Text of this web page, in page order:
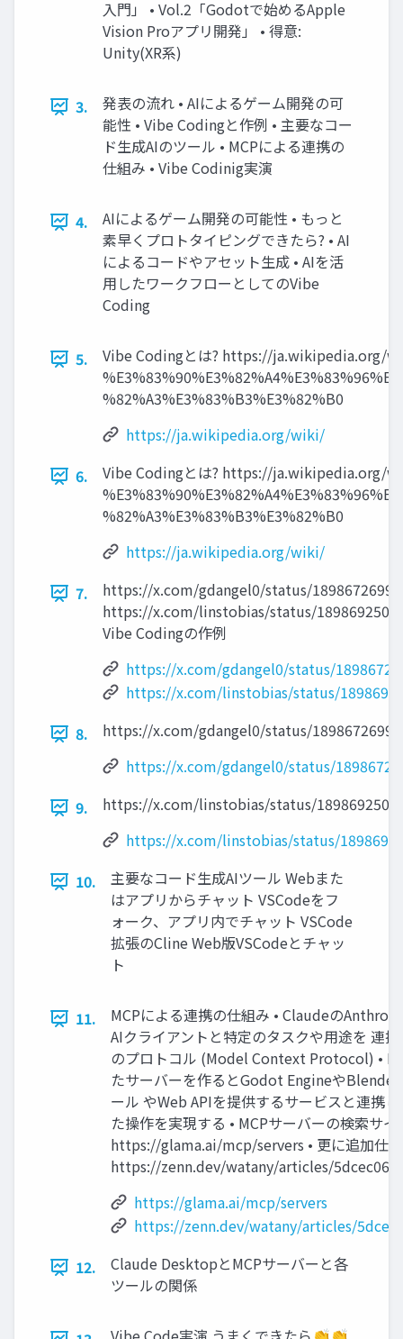
入門」 • Vol.2「Godotで始めるApple
Vision Proアプリ開発」 • 得意:
Unity(XR系)
3.
発表の流れ • AIによるゲーム開発の可
能性 • Vibe Codingと作例 • 主要なコー
ド生成AIのツール • MCPによる連携の
仕組み • Vibe Codinig実演
4.
AIによるゲーム開発の可能性 • もっと
素早くプロトタイピングできたら? • AI
によるコードやアセット生成 • AIを活
用したワークフローとしてのVibe
Coding
5.
Vibe Codingとは? https://ja.wikipedia.org/
%82%A3%E3%83%B3%E3%82%B0
https://ja.wikipedia.org/wiki/
6.
Vibe Codingとは? https://ja.wikipedia.org/
%82%A3%E3%83%B3%E3%82%B0
https://ja.wikipedia.org/wiki/
7.
https://x.com/gdangel0/status/
https://x.com/linstobias/status/
Vibe Codingの作例
https://x.com/gdangel0/status/
https://x.com/linstobias/status/
8.
https://x.com/gdangel0/status/
https://x.com/gdangel0/status/
9.
https://x.com/linstobias/status/
https://x.com/linstobias/status/
10.
主要なコード生成AIツール Webまた
はアプリからチャット VSCodeをフ
ォーク、アプリ内でチャット VSCode
拡張のCline Web版VSCodeとチャッ
ト
11.
MCPによる連携の仕組み • Claudeの
AIクライアントと特定のタスクや用途を 連
のプロトコル (Model Context Protocol) •
たサーバーを作るとGodot Engineや
ール やWeb APIを提供するサービスと連携
た操作を実現する • MCPサーバーの検索サイ
https://glama.ai/mcp/servers • 更に追加仕
https://zenn.dev/watany/articles/
https://glama.ai/mcp/servers
https://zenn.dev/watany/articles/
12.
Claude DesktopとMCPサーバーと各
ツールの関係